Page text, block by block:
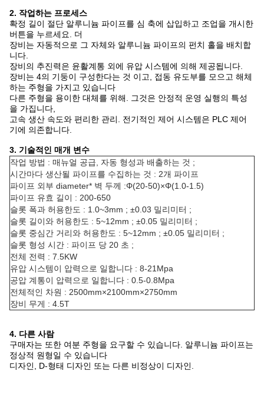
2. 작업하는 프로세스
확정 길이 절단 알루니늄 파이프를 심 축에 삽입하고 조업을 개시한
버튼을 누르세요. 더
장비는 자동적으로 그 자체와 알루니늄 파이프의 펀치 홀을 배치합
니다.
장비의 추진력은 윤활계통 외에 유압 시스템에 의해 제공됩니다.
장비는 4의 기둥이 구성한다는 것 이고, 접동 유도부를 모으고 해체
하는 주형을 가지고 있습니다
다른 주형을 용이한 대체를 위해. 그것은 안정적 운영 실행의 특성
을 가집니다,
고속 생산 속도와 편리한 관리. 전기적인 제어 시스템은 PLC 제어
기에 의존합니다.
3. 기술적인 매개 변수
작업 방법 : 매뉴얼 공급, 자동 형성과 배출하는 것 ;
시간마다 생산될 파이프를 수집하는 것 : 2개 파이프
파이프 외부 diameter* 벽 두께 :Φ(20-50)×Φ(1.0-1.5)
파이프 유효 길이 : 200-650
슬롯 폭과 허용한도 : 1.0~3mm ; ±0.03 밀리미터 ;
슬롯 길이와 허용한도 : 5~12mm ; ±0.05 밀리미터 ;
슬롯 중심간 거리와 허용한도 : 5~12mm ; ±0.05 밀리미터 ;
슬롯 형성 시간 : 파이프 당 20 초 ;
전체 전력 : 7.5KW
유압 시스템이 압력으로 일합니다 : 8-21Mpa
공압 계통이 압력으로 일합니다 : 0.5-0.8Mpa
전체적인 차원 : 2500mm×2100mm×2750mm
장비 무게 : 4.5T
4. 다른 사람
구매자는 또한 여분 주형을 요구할 수 있습니다. 알루니늄 파이프는
정상적 원형일 수 있습니다
디자인, D-형태 디자인 또는 다른 비정상이 디자인.